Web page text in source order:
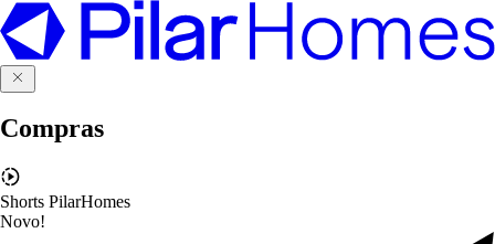
Compras
Shorts PilarHomes
Novo!